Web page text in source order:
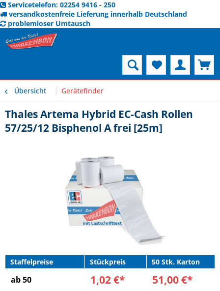
Servicetelefon: 02254 9416 - 250
versandkostenfreie Lieferung innerhalb Deutschland
problemloser Umtausch
Übersicht Gerätefinder
Thales Artema Hybrid EC-Cash Rollen
57/25/12 Bisphenol A frei [25m]
Staffelpreise Stückpreis 50 Stk. Karton
ab 50
1,02 €* 51,00 €*